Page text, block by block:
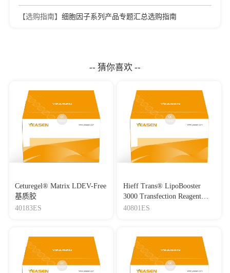
【选购指南】 细胞因子系列产品专题汇总选购指南
-- 猜你喜欢 --
Ceturegel® Matrix LDEV-Free
基质胶
40183ES
Hieff Trans® LipoBooster
3000 Transfection Reagent
Lipo3000转染试剂
40801ES